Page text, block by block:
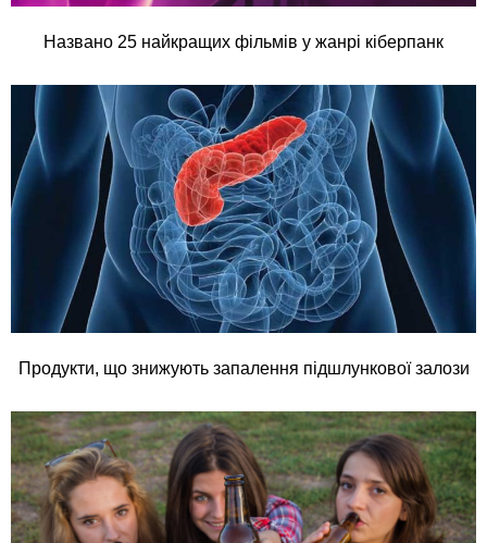
Названо 25 найкращих фільмів у жанрі кіберпанк
Продукти, що знижують запалення підшлункової залози